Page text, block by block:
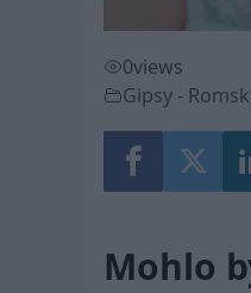
0views
Gipsy -
Mohlo